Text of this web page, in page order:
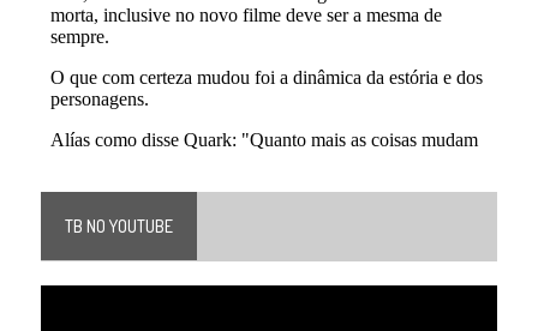
TB NO YOUTUBE